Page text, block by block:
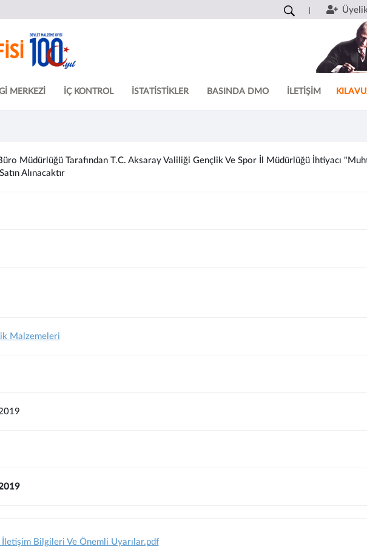
MERKEZİ İÇ KONTROL İSTATİSTİKLER BASINDA DMO İLETİŞİM
Müdürlüğü Tarafından T.C. Aksaray Valiliği Gençlik Ve Spor İl Müdürlüğü İhtiyacı
Alınacaktır
Malzemeleri
İletişim Bilgileri Ve Önemli Uyarılar.pdf